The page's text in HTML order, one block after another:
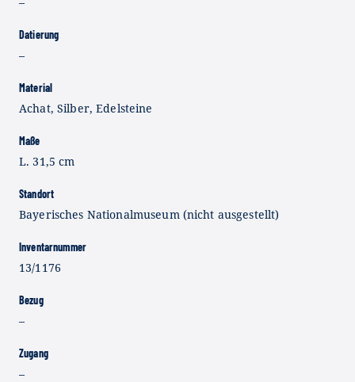
Datierung
–
Material
Achat, Silber, Edelsteine
Maße
L. 31,5 cm
Standort
Bayerisches Nationalmuseum (nicht ausgestellt)
Inventarnummer
13/1176
Bezug
–
Zugang
–